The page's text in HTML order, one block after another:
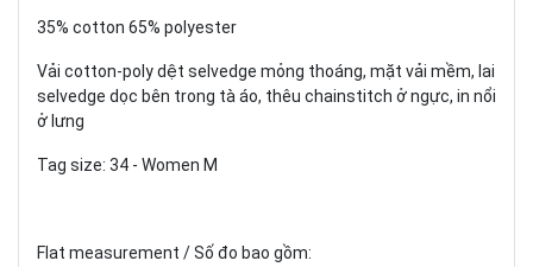
35% cotton 65% polyester
Vải cotton-poly dệt selvedge mỏng thoáng, mặt vải mềm, lai
selvedge dọc bên trong tà áo, thêu chainstitch ở ngực, in nổi
ở lưng
Tag size: 34 - Women M
Flat measurement / Số đo bao gồm: